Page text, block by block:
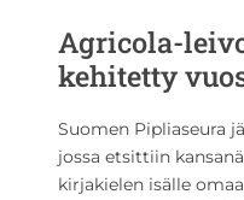
Agricola-
kehitetty
Suomen Pipliaseura
jossa etsittiin
kirjakielen isälle